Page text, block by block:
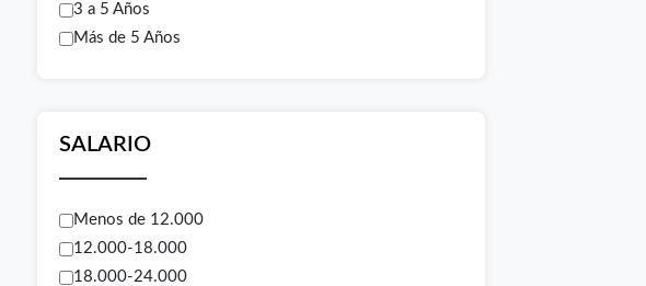
3 a 5 Años
Más de 5 Años
SALARIO
Menos de 12.000
12.000-18.000
18.000-24.000